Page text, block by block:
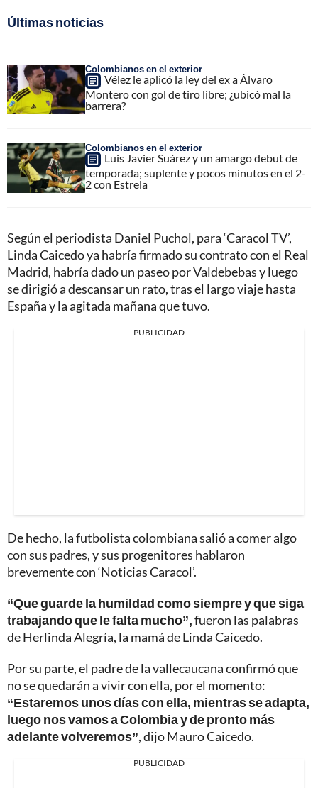
Últimas noticias
Colombianos en el exterior
Vélez le aplicó la ley del ex a Álvaro
Montero con gol de tiro libre; ¿ubicó mal la
barrera?
Colombianos en el exterior
Luis Javier Suárez y un amargo debut de
temporada; suplente y pocos minutos en el 2-
2 con Estrela
Según el periodista Daniel Puchol, para ‘Caracol TV’,
Linda Caicedo ya habría firmado su contrato con el Real
Madrid, habría dado un paseo por Valdebebas y luego
se dirigió a descansar un rato, tras el largo viaje hasta
España y la agitada mañana que tuvo.
PUBLICIDAD
De hecho, la futbolista colombiana salió a comer algo
con sus padres, y sus progenitores hablaron
brevemente con ‘Noticias Caracol’.
“Que guarde la humildad como siempre y que siga
trabajando que le falta mucho”,fueron las palabras
de Herlinda Alegría, la mamá de Linda Caicedo.
Por su parte, el padre de la vallecaucana confirmó que
no se quedarán a vivir con ella, por el momento:
“Estaremos unos días con ella, mientras se adapta,
luego nos vamos a Colombia y de pronto más
adelante volveremos”, dijo Mauro Caicedo.
PUBLICIDAD